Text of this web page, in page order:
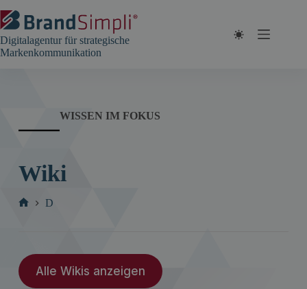
Inhalt
springen
Digitalagentur für strategische
Markenkommunikation
WISSEN IM FOKUS
Wiki
D
Alle Wikis anzeigen